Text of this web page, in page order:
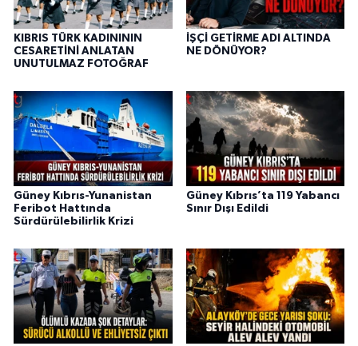
KIBRIS TÜRK KADINININ
CESARETİNİ ANLATAN
UNUTULMAZ FOTOĞRAF
İŞÇİ GETİRME ADI ALTINDA
NE DÖNÜYOR?
Güney Kıbrıs-Yunanistan
Feribot Hattında
Sürdürülebilirlik Krizi
Güney Kıbrıs’ta 119 Yabancı
Sınır Dışı Edildi